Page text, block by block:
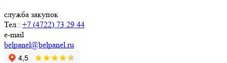
служба закупок
Тел.: +7 (4722) 73 29 44
e-mail
belpanel@belpanel.ru